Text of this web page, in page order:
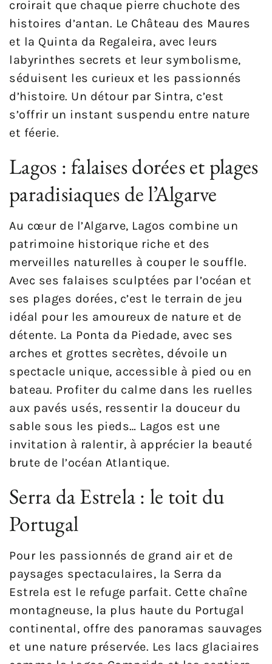
croirait que chaque pierre chuchote des
histoires d’antan. Le Château des Maures
et la Quinta da Regaleira, avec leurs
labyrinthes secrets et leur symbolisme,
séduisent les curieux et les passionnés
d’histoire. Un détour par Sintra, c’est
s’offrir un instant suspendu entre nature
et féerie.
Lagos : falaises dorées et plages
paradisiaques de l’Algarve
Au cœur de l’Algarve, Lagos combine un
patrimoine historique riche et des
merveilles naturelles à couper le souffle.
Avec ses falaises sculptées par l’océan et
ses plages dorées, c’est le terrain de jeu
idéal pour les amoureux de nature et de
détente. La Ponta da Piedade, avec ses
arches et grottes secrètes, dévoile un
spectacle unique, accessible à pied ou en
bateau. Profiter du calme dans les ruelles
aux pavés usés, ressentir la douceur du
sable sous les pieds… Lagos est une
invitation à ralentir, à apprécier la beauté
brute de l’océan Atlantique.
Serra da Estrela : le toit du
Portugal
Pour les passionnés de grand air et de
paysages spectaculaires, la Serra da
Estrela est le refuge parfait. Cette chaîne
montagneuse, la plus haute du Portugal
continental, offre des panoramas sauvages
et une nature préservée. Les lacs glaciaires